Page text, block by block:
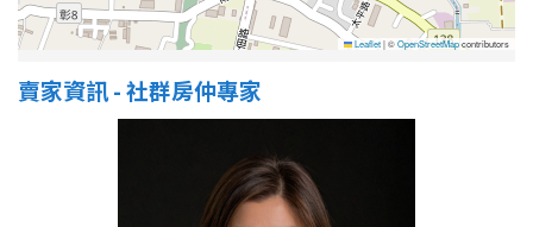
不拘
5 年以下
5-10 年
Leaflet|©OpenStreetMapcontributors
賣家資訊 - 社群房仲專家